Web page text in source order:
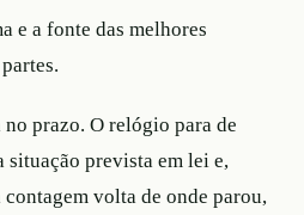
e a fonte das melhores
no prazo. O relógio para de
situação prevista em lei e,
contagem volta de onde parou,